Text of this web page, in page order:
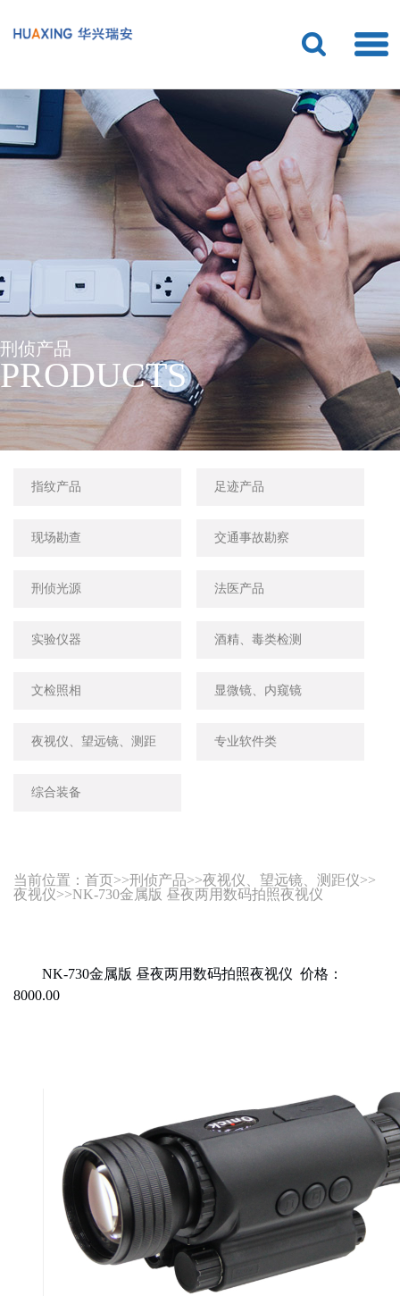
刑侦产品
PRODUCTS
指纹产品 足迹产品
现场勘查 交通事故勘察
刑侦光源 法医产品
实验仪器 酒精、毒类检测
文检照相 显微镜、内窥镜
夜视仪、望远镜、测距 专业软件类
综合装备
当前位置： 首页>>刑侦产品>>夜视仪、望远镜、测距仪>>
夜视仪>>NK-730金属版 昼夜两用数码拍照夜视仪
NK-730金属版 昼夜两用数码拍照夜视仪 价格：
8000.00